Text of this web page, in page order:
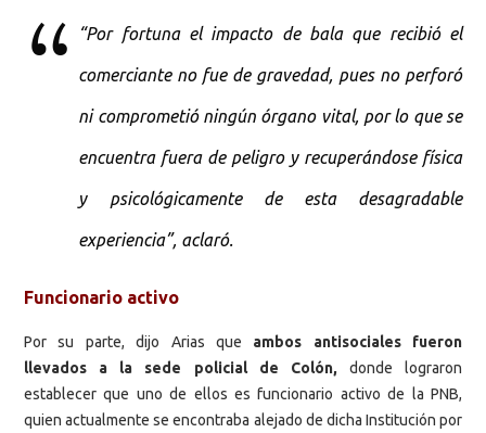
“Por fortuna el impacto de bala que recibió el
comerciante no fue de gravedad, pues no perforó
ni comprometió ningún órgano vital, por lo que se
encuentra fuera de peligro y recuperándose física
y psicológicamente de esta desagradable
experiencia”, aclaró.
Funcionario activo
Por su parte, dijo Arias que ambos antisociales fueron
llevados a la sede policial de Colón, donde lograron
establecer que uno de ellos es funcionario activo de la PNB,
quien actualmente se encontraba alejado de dicha Institución por